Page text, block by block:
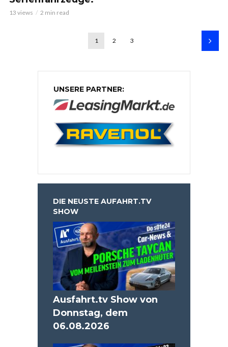
13 views 2 min read
1 2 3
UNSERE PARTNER:
DIE NEUSTE AUFAHRT.TV
SHOW
Ausfahrt.tv Show von
Donnstag, dem
06.08.2026